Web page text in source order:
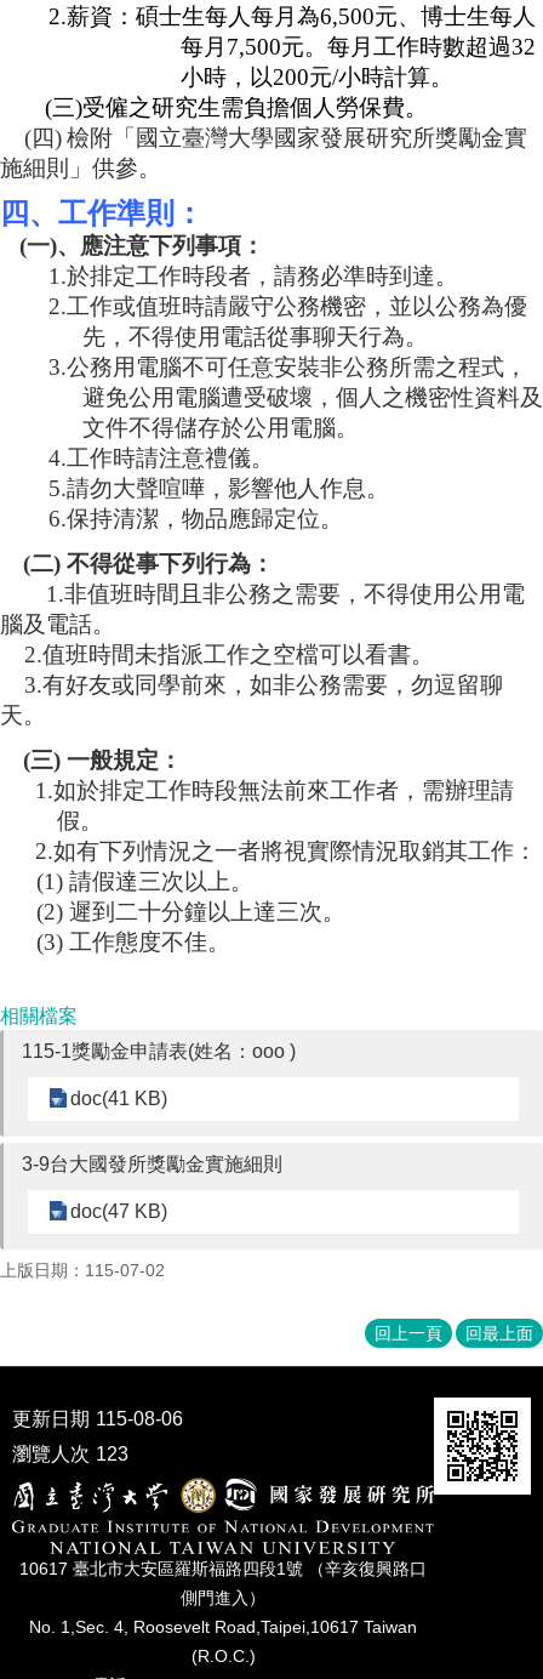
2.薪資：碩士生每人每月為6,500元、博士生每人
每月7,500元。每月工作時數超過32
小時，以200元/小時計算。
(三)受僱之研究生需負擔個人勞保費。
(四)檢附「國立臺灣大學國家發展研究所獎勵金實
施細則」供參。
四、工作準則：
(一)、應注意下列事項：
1.於排定工作時段者，請務必準時到達。
2.工作或值班時請嚴守公務機密，並以公務為優
先，不得使用電話從事聊天行為。
3.公務用電腦不可任意安裝非公務所需之程式，
避免公用電腦遭受破壞，個人之機密性資料及
文件不得儲存於公用電腦。
4.工作時請注意禮儀。
5.請勿大聲喧嘩，影響他人作息。
6.保持清潔，物品應歸定位。
(二) 不得從事下列行為：
1.非值班時間且非公務之需要，不得使用公用電
腦及電話。
2.值班時間未指派工作之空檔可以看書。
3.有好友或同學前來，如非公務需要，勿逗留聊
天。
(三) 一般規定：
1.如於排定工作時段無法前來工作者，需辦理請
假。
2.如有下列情況之一者將視實際情況取銷其工作：
(1) 請假達三次以上。
(2) 遲到二十分鐘以上達三次。
(3) 工作態度不佳。
相關檔案
115-1獎勵金申請表(姓名：ooo )
doc(41 KB)
3-9台大國發所獎勵金實施細則
doc(47 KB)
上版日期：115-07-02
回上一頁 回最上面
更新日期 115-08-06
瀏覽人次 123
10617 臺北市⼤安區羅斯福路四段1號 （辛亥復興路⼝
側⾨進入）
No. 1,Sec. 4, Roosevelt Road,Taipei,10617 Taiwan
(R.O.C.)